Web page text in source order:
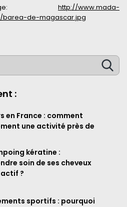
http://www.mada-
de-magascar.jpg
:
en France : comment
une activité près de
kératine :
soin de ses cheveux
?
sportifs : pourquoi